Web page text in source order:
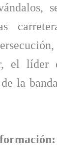
el líder
la